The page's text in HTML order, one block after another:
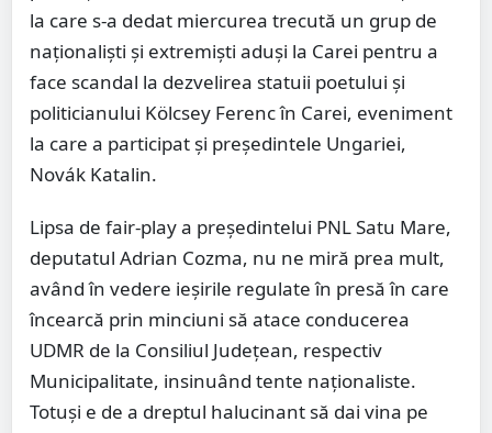
la care s-a dedat miercurea trecută un grup de
naţionalişti şi extremişti aduşi la Carei pentru a
face scandal la dezvelirea statuii poetului şi
politicianului Kölcsey Ferenc în Carei, eveniment
la care a participat și președintele Ungariei,
Novák Katalin.
Lipsa de fair-play a preşedintelui PNL Satu Mare,
deputatul Adrian Cozma, nu ne miră prea mult,
având în vedere ieșirile regulate în presă în care
încearcă prin minciuni să atace conducerea
UDMR de la Consiliul Județean, respectiv
Municipalitate, insinuând tente naționaliste.
Totuși e de a dreptul halucinant să dai vina pe